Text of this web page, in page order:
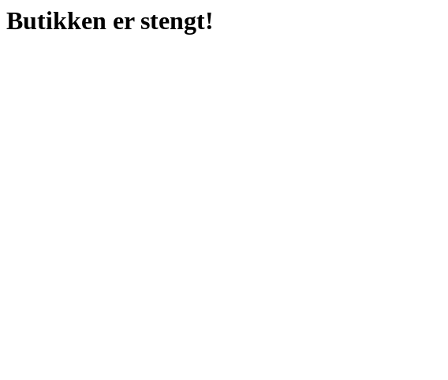
Butikken er stengt!